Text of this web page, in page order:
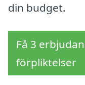
din budget.
Få 3
förpliktelser